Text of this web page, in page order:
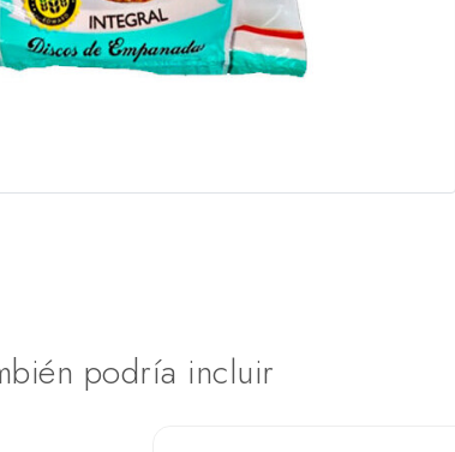
podría incluir